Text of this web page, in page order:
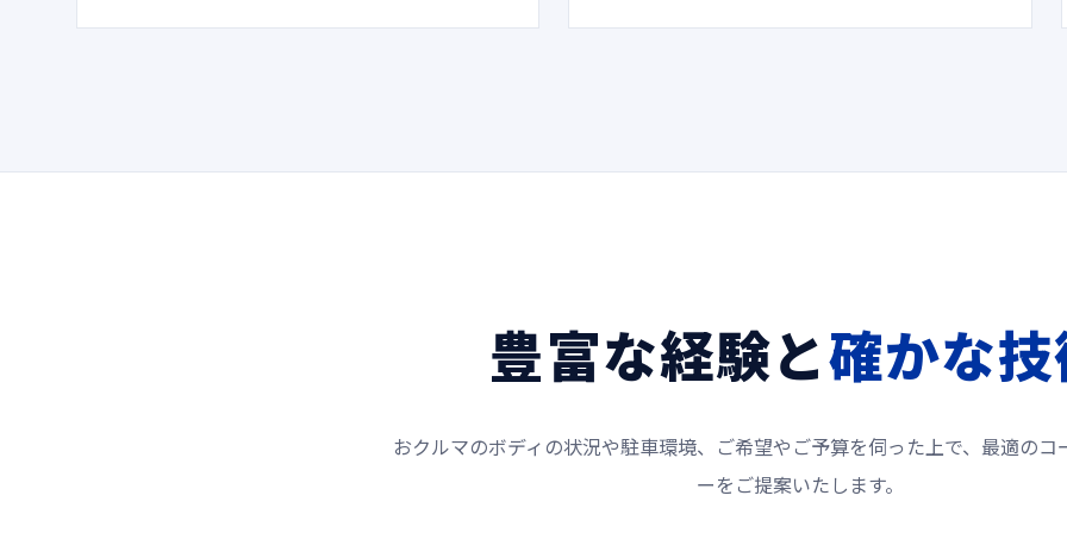
豊富な経験と確かな
おクルマのボディの状況や駐車環境、ご希望やご予算を伺った上で、最適のコ
ーをご提案いたします。